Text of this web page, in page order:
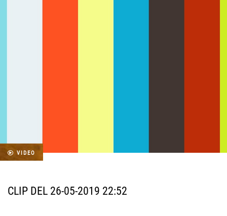
VIDEO
CLIP DEL 26-05-2019 22:52